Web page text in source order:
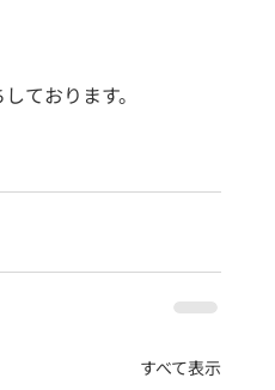
ております。
すべて表示